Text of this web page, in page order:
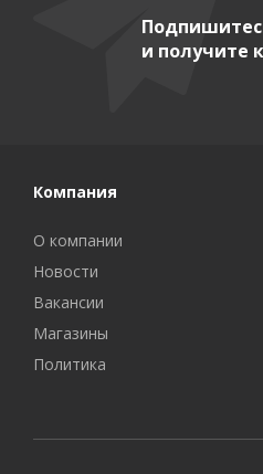
и получите
Компания
О компании
Новости
Вакансии
Магазины
Политика